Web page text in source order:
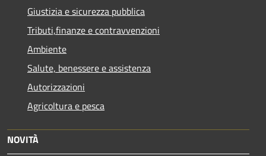
Giustizia e sicurezza pubblica
Tributi,finanze e contravvenzioni
Ambiente
Salute, benessere e assistenza
Autorizzazioni
Agricoltura e pesca
NOVITÀ